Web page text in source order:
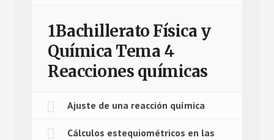
1Bachillerato Física y
Química Tema 4
Reacciones químicas
Ajuste de una reacción química
Cálculos estequiométricos en las